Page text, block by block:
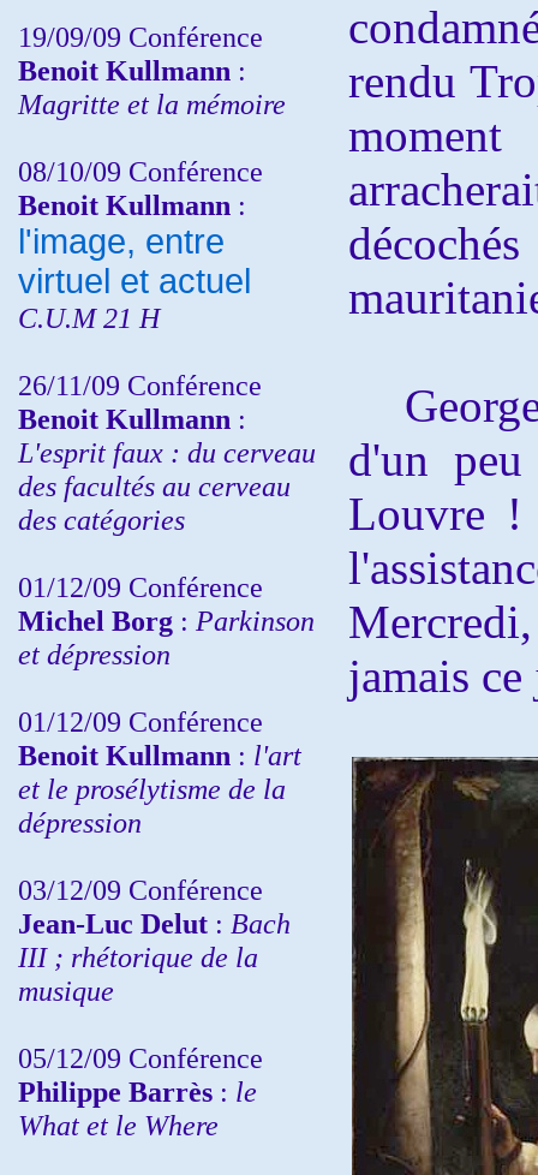
19/09/09 Conférence
Benoit Kullmann :
Magritte et la mémoire
08/10/09 Conférence
Benoit Kullmann :
l'image, entre
virtuel et actuel
C.U.M 21 H
26/11/09 Conférence
Benoit Kullmann :
L'esprit faux : du cerveau
des facultés au cerveau
des catégories
01/12/09 Conférence
Michel Borg : Parkinson
et dépression
01/12/09 Conférence
Benoit Kullmann : l'art
et le prosélytisme de la
dépression
03/12/09 Conférence
Jean-Luc Delut : Bach
III ; rhétorique de la
musique
05/12/09 Conférence
Philippe Barrès : le
What et le Where
rendu
d'un
Louvre !
jamais